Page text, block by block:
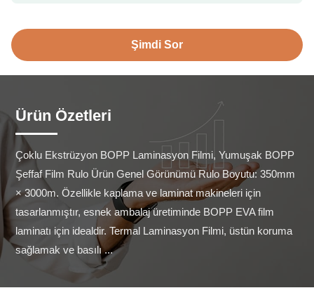
Şimdi Sor
Ürün Özetleri
Çoklu Ekstrüzyon BOPP Laminasyon Filmi, Yumuşak BOPP
Şeffaf Film Rulo Ürün Genel Görünümü Rulo Boyutu: 350mm
× 3000m. Özellikle kaplama ve laminat makineleri için
tasarlanmıştır, esnek ambalaj üretiminde BOPP EVA film
laminatı için idealdir. Termal Laminasyon Filmi, üstün koruma
sağlamak ve basılı ...